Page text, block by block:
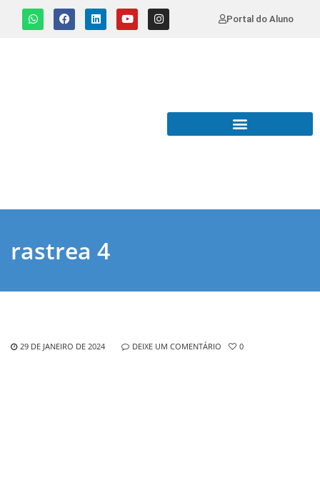
Portal do Aluno
rastrea 4
29 DE JANEIRO DE 2024 DEIXE UM COMENTÁRIO 0